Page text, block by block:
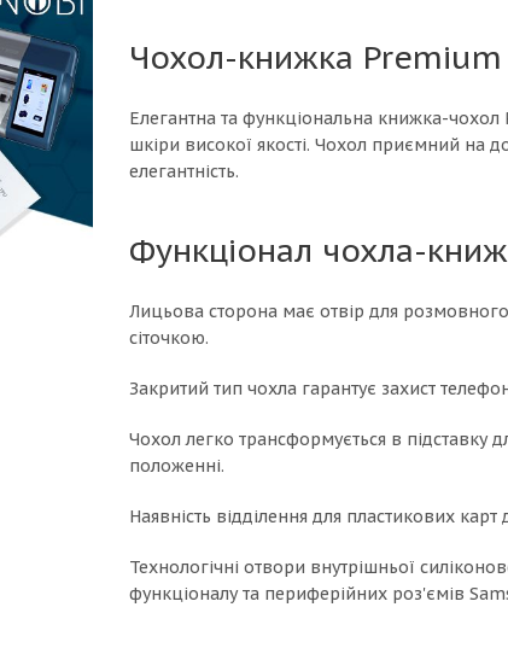
Чохол-книжка
Елегантна та функціональна книжка-
шкіри високої якості. Чохол приємний на
елегантність.
Функціонал чохла-
Лицьова сторона має отвір для
сіточкою.
Закритий тип чохла гарантує захист
Чохол легко трансформується в підставку
положенні.
Наявність відділення для пластикових
Технологічні отвори внутрішньої
функціоналу та периферійних роз'ємів